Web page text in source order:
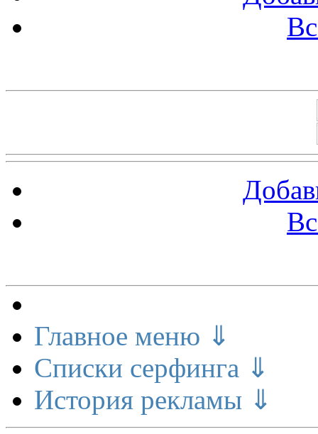
Главное меню ⇓
Списки серфинга ⇓
История рекламы ⇓